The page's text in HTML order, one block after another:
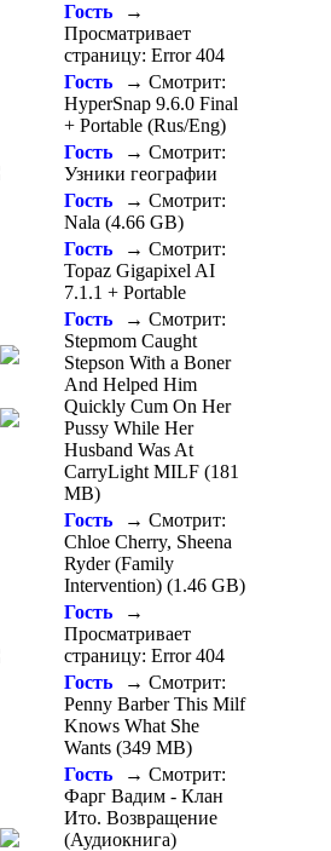
Гость
→
Просматривает
страницу: Error 404
Гость
→ Смотрит:
HyperSnap 9.6.0 Final
+ Portable (Rus/Eng)
Гость
→ Смотрит:
Узники географии
Гость
→ Смотрит:
Nala (4.66 GB)
Гость
→ Смотрит:
Topaz Gigapixel AI
7.1.1 + Portable
Гость
→ Смотрит:
Stepmom Caught
Stepson With a Boner
And Helped Him
Quickly Cum On Her
Pussy While Her
Husband Was At
CarryLight MILF (181
MB)
Гость
→ Смотрит:
Chloe Cherry, Sheena
Ryder (Family
Intervention) (1.46 GB)
Гость
→
Просматривает
страницу: Error 404
Гость
→ Смотрит:
Penny Barber This Milf
Knows What She
Wants (349 MB)
Гость
→ Смотрит:
Фарг Вадим - Клан
Ито. Возвращение
(Аудиокнига)